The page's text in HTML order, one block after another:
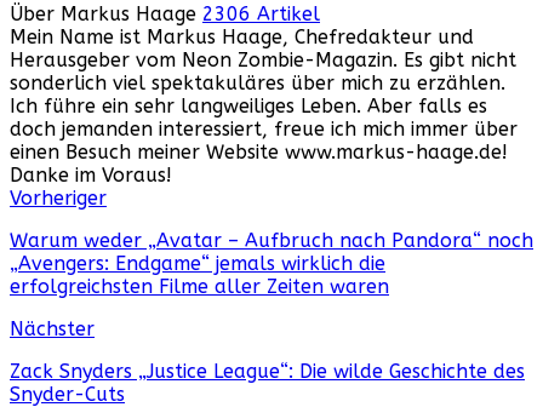
Über Markus Haage 2306 Artikel
Mein Name ist Markus Haage, Chefredakteur und
Herausgeber vom Neon Zombie-Magazin. Es gibt nicht
sonderlich viel spektakuläres über mich zu erzählen.
Ich führe ein sehr langweiliges Leben. Aber falls es
doch jemanden interessiert, freue ich mich immer über
einen Besuch meiner Website www.markus-haage.de!
Danke im Voraus!
Webseite
Facebook
Instagram
YouTube
Vorheriger
Warum weder „Avatar – Aufbruch nach Pandora“ noch
„Avengers: Endgame“ jemals wirklich die
erfolgreichsten Filme aller Zeiten waren
Nächster
Zack Snyders „Justice League“: Die wilde Geschichte des
Snyder-Cuts